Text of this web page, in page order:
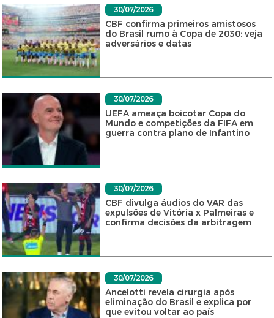
30/07/2026
CBF confirma primeiros amistosos
do Brasil rumo à Copa de 2030; veja
adversários e datas
30/07/2026
UEFA ameaça boicotar Copa do
Mundo e competições da FIFA em
guerra contra plano de Infantino
30/07/2026
CBF divulga áudios do VAR das
expulsões de Vitória x Palmeiras e
confirma decisões da arbitragem
30/07/2026
Ancelotti revela cirurgia após
eliminação do Brasil e explica por
que evitou voltar ao país